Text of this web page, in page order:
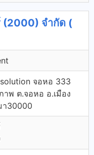
(2000) จำกัด (
จอหอ 333
พ ต.จอหอ อ.เมือง
า30000